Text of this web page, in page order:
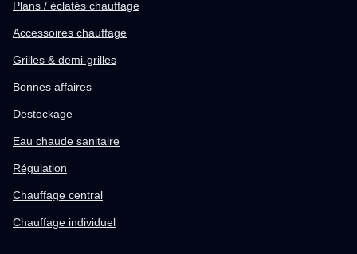
Plans / éclatés chauffage
Accessoires chauffage
Grilles & demi-grilles
Bonnes affaires
Destockage
Eau chaude sanitaire
Régulation
Chauffage central
Chauffage individuel